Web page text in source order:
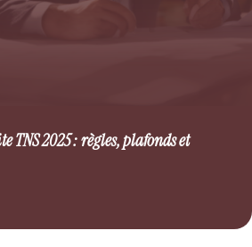
2025 : règles, plafonds et